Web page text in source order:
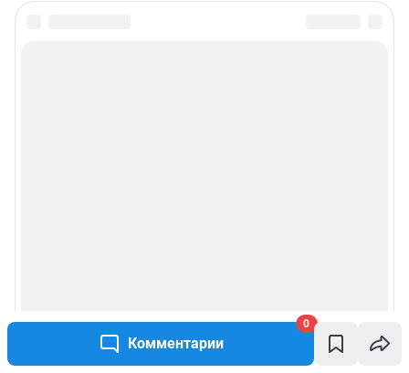
Комментарии
0